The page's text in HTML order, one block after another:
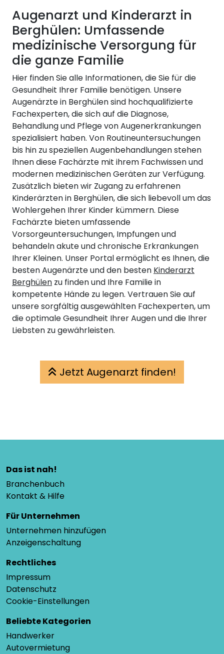
Augenarzt und Kinderarzt in
Berghülen: Umfassende
medizinische Versorgung für
die ganze Familie
Hier finden Sie alle Informationen, die Sie für die
Gesundheit Ihrer Familie benötigen. Unsere
Augenärzte in Berghülen sind hochqualifizierte
Fachexperten, die sich auf die Diagnose,
Behandlung und Pflege von Augenerkrankungen
spezialisiert haben. Von Routineuntersuchungen
bis hin zu speziellen Augenbehandlungen stehen
Ihnen diese Fachärzte mit ihrem Fachwissen und
modernen medizinischen Geräten zur Verfügung.
Zusätzlich bieten wir Zugang zu erfahrenen
Kinderärzten in Berghülen, die sich liebevoll um das
Wohlergehen Ihrer Kinder kümmern. Diese
Fachärzte bieten umfassende
Vorsorgeuntersuchungen, Impfungen und
behandeln akute und chronische Erkrankungen
Ihrer Kleinen. Unser Portal ermöglicht es Ihnen, die
besten Augenärzte und den besten Kinderarzt
Berghülen zu finden und Ihre Familie in
kompetente Hände zu legen. Vertrauen Sie auf
unsere sorgfältig ausgewählten Fachexperten, um
die optimale Gesundheit Ihrer Augen und die Ihrer
Liebsten zu gewährleisten.
Jetzt Augenarzt finden!
Das ist nah!
Branchenbuch
Kontakt & Hilfe
Für Unternehmen
Unternehmen hinzufügen
Anzeigenschaltung
Rechtliches
Impressum
Datenschutz
Cookie-Einstellungen
Beliebte Kategorien
Handwerker
Autovermietung